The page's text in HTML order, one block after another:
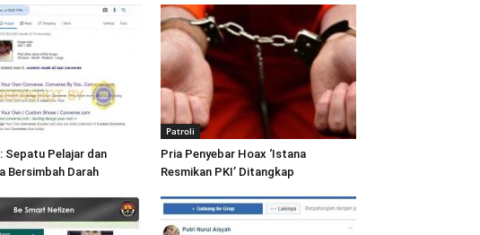
Sepatu Pelajar dan
Bersimbah Darah
Patroli
Pria Penyebar Hoax ‘Istana
Resmikan PKI’ Ditangkap